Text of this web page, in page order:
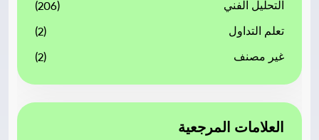
التحليل الفني (206)
تعلم التداول (2)
غير مصنف (2)
العلامات المرجعية